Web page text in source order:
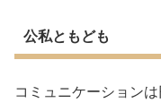
公私ともども
コミュニケーション